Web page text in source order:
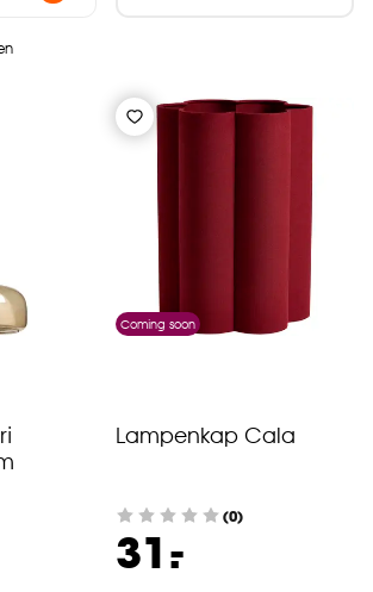
Coming soon
Lampenkap Cala
(0)
31.
-